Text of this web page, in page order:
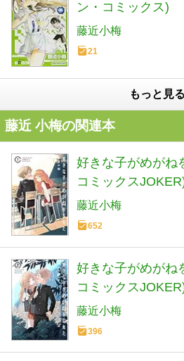
ン・コミックス)
藤近小梅
21
もっと見る
藤近 小梅の関連本
好きな子がめがね
コミックス
藤近小梅
652
好きな子がめがね
コミックス
藤近小梅
396